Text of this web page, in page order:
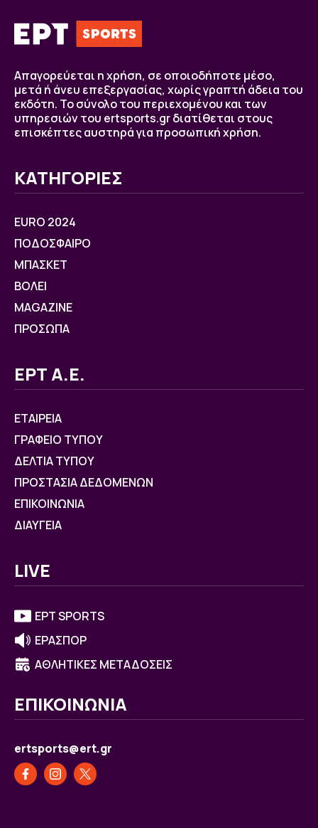
Απαγορεύεται η χρήση, σε οποιοδήποτε μέσο,
μετά ή άνευ επεξεργασίας, χωρίς γραπτή άδεια του
εκδότη. Το σύνολο του περιεχομένου και των
υπηρεσιών του ertsports.gr διατίθεται στους
επισκέπτες αυστηρά για προσωπική χρήση.
ΚΑΤΗΓΟΡΙΕΣ
EURO 2024
ΠΟΔΟΣΦΑΙΡΟ
ΜΠΑΣΚΕΤ
ΒOΛΕΙ
MAGAZINE
ΠΡΟΣΩΠΑ
ΕΡΤ Α.Ε.
ΕΤΑΙΡΕΙΑ
ΓΡΑΦΕΙΟ ΤΥΠΟΥ
ΔΕΛΤΙΑ ΤΥΠΟΥ
ΠΡΟΣΤΑΣΙΑ ΔΕΔΟΜΕΝΩΝ
ΕΠΙΚΟΙΝΩΝΙΑ
ΔΙΑΥΓΕΙΑ
LIVE
ΕΡΤ SPORTS
ΕΡΑΣΠΟΡ
ΑΘΛΗΤΙΚΕΣ ΜΕΤΑΔΟΣΕΙΣ
ΕΠΙΚΟΙΝΩΝΙΑ
ertsports@ert.gr